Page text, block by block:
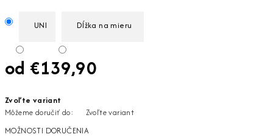
UNI Dĺžka na mieru
od €139,90
cena:
Zvoľte variant
Môžeme doručiť do:
Zvoľte variant
MOŽNOSTI DORUČENIA